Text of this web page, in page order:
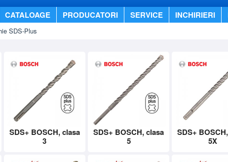
CATALOAGE PRODUCATORI SERVICE INCHIRIERI
SDS-Plus
SDS+ BOSCH, clasa
3
SDS+ BOSCH, clasa
5
SDS+
5X